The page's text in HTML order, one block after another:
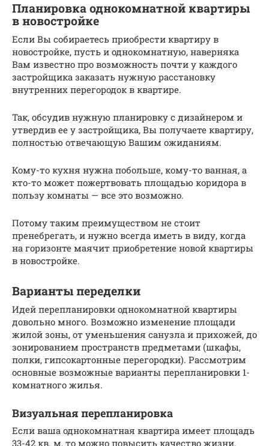
Планировка однокомнатной квартиры
в новостройке
Если Вы собираетесь приобрести квартиру в
новостройке, пусть и однокомнатную, наверняка
Вам известно про возможность почти у каждого
застройщика заказать нужную расстановку
внутренних перегородок в квартире.
Так, обсудив нужную планировку с дизайнером и
утвердив ее у застройщика, Вы получаете квартиру,
полностью отвечающую Вашим ожиданиям.
Кому-то кухня нужна побольше, кому-то ванная, а
кто-то может пожертвовать площадью коридора в
пользу комнаты — все это возможно.
Потому таким преимуществом не стоит
пренебрегать, и нужно всегда иметь в виду, когда
на горизонте маячит приобретение новой квартиры
в новостройке.
Варианты переделки
Идей перепланировки однокомнатной квартиры
довольно много. Возможно изменение площади
жилой зоны, от уменьшения санузла и прихожей, до
зонированием пространств предметами (шкафы,
полки, гипсокартонные перегородки). Рассмотрим
основные возможные варианты перепланировки 1-
комнатного жилья.
Визуальная перепланировка
Если ваша однокомнатная квартира имеет площадь
33-42 кв. м, то можно повысить качество жизни,